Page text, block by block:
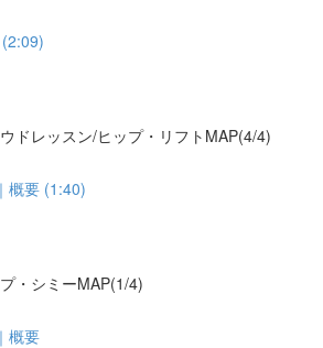
ドレッスン/ヒップ・リフトMAP(4/4)
概要 (1:40)
・シミーMAP(1/4)
概要